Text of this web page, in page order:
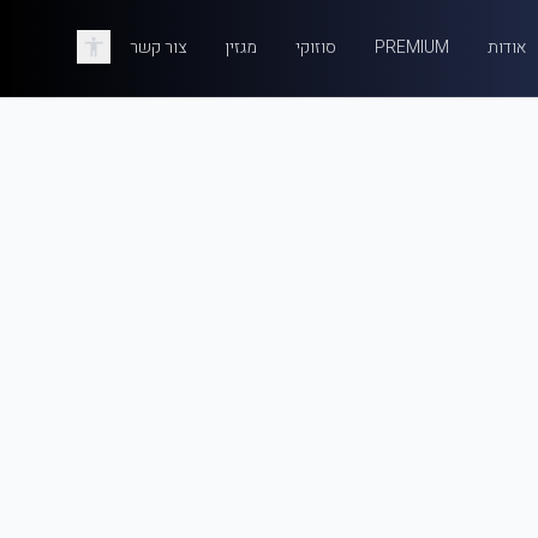
אודות PREMIUM סוזוקי מגזין צור קשר